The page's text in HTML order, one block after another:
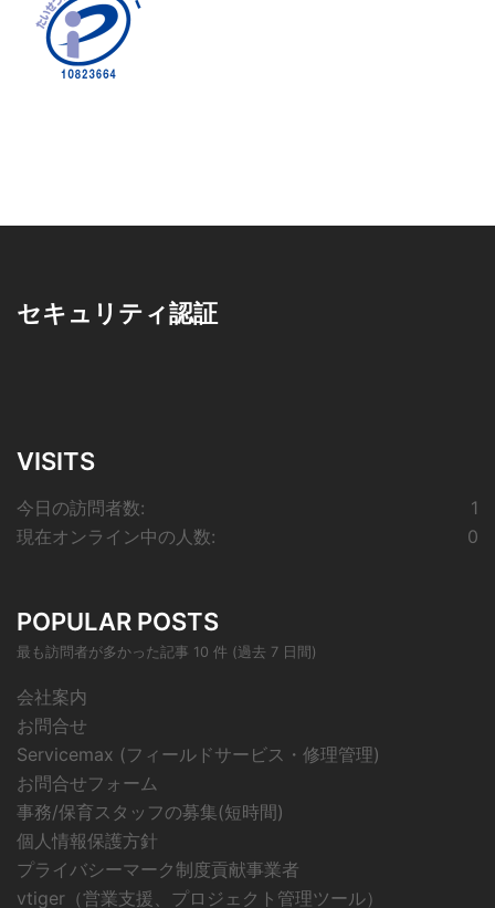
セキュリティ認証
VISITS
1
今日の訪問者数:
0
現在オンライン中の人数:
POPULAR POSTS
最も訪問者が多かった記事 10 件 (過去 7 日間)
会社案内
お問合せ
Servicemax (フィールドサービス・修理管理)
お問合せフォーム
事務/保育スタッフの募集(短時間)
個人情報保護方針
プライバシーマーク制度貢献事業者
vtiger（営業支援、プロジェクト管理ツール）